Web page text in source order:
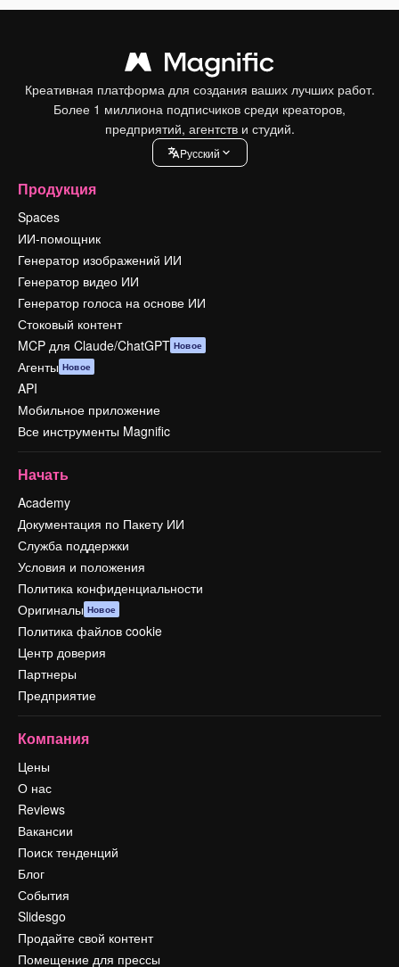
Креативная платформа для создания ваших лучших работ.
Более 1 миллиона подписчиков среди креаторов,
предприятий, агентств и студий.
Pусский
Продукция
Spaces
ИИ-помощник
Генератор изображений ИИ
Генератор видео ИИ
Генератор голоса на основе ИИ
Стоковый контент
MCP для Claude/ChatGPT Новое
Агенты Новое
API
Мобильное приложение
Все инструменты Magnific
Начать
Academy
Документация по Пакету ИИ
Служба поддержки
Условия и положения
Политика конфиденциальности
Оригиналы Новое
Политика файлов cookie
Центр доверия
Партнеры
Предприятие
Компания
Цены
О нас
Reviews
Вакансии
Поиск тенденций
Блог
События
Slidesgo
Продайте свой контент
Помещение для прессы